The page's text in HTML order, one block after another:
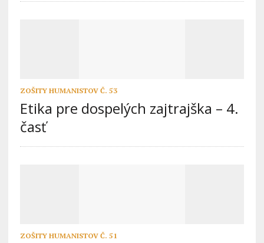
ZOŠITY HUMANISTOV Č. 53
Etika pre dospelých zajtrajška – 4.
časť
ZOŠITY HUMANISTOV Č. 51